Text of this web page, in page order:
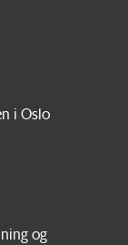
i Oslo
og